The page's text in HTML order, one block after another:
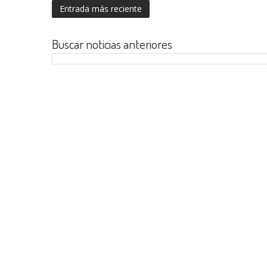
Entrada más reciente
Buscar noticias anteriores